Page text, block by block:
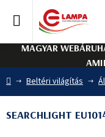
tartalomhoz
MAGYAR
Kezdőlap
Beltéri világítás
SEARCHLIGHT